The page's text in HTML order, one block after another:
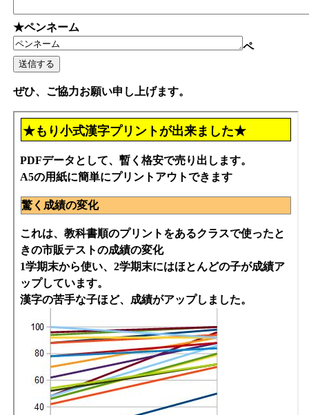
★ペンネーム
ペ
ぜひ、ご協力お願い申し上げます。